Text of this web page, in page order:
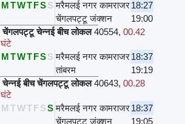
MTWTFSS मरैमलई नगर कामराजर18:27
चेंगलपट्टू जंक्शन
19:00
चेंगलपट्टू चेन्नई बीच लोकल 40554,00.42
घंटे
MTWTFSS मरैमलई नगर कामराजर18:37
तांबरम
19:19
चेन्नई बीच चेंगलपट्टू लोकल 40643,00.28
घंटे
M TWTFSS मरैमलई नगर कामराजर18:37
चेंगलपट्टू जंक्शन
19:05